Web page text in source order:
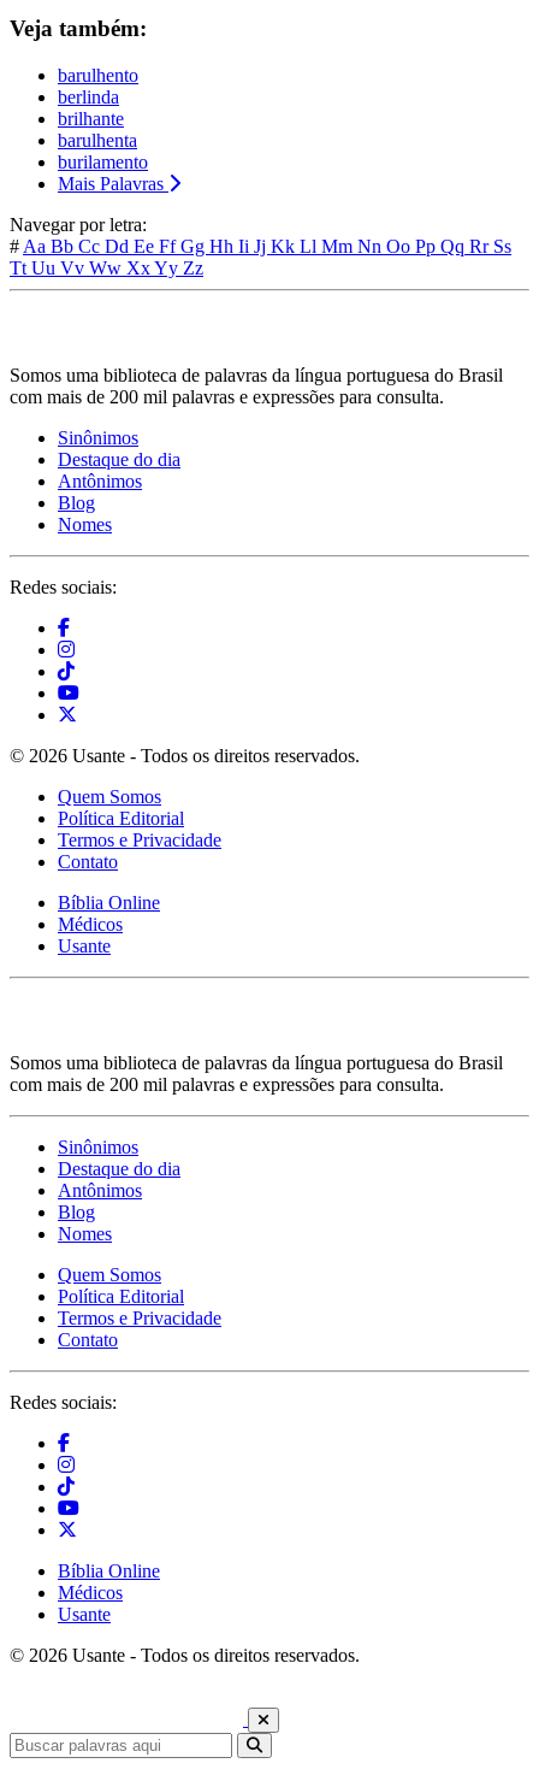
Veja também:
barulhento
berlinda
brilhante
barulhenta
burilamento
Mais Palavras
Navegar por letra:
# Aa Bb Cc Dd Ee FfGg Hh Ii Jj Kk Ll Mm Nn Oo Pp Qq Rr Ss
Tt Uu Vv Ww XxYy Zz
Somos uma biblioteca de palavras da língua portuguesa do Brasil
com mais de 200 mil palavras e expressões para consulta.
Sinônimos
Destaque do dia
Antônimos
Blog
Nomes
Redes sociais:
© 2026 Usante - Todos os direitos reservados.
Quem Somos
Política Editorial
Termos e Privacidade
Contato
Bíblia Online
Médicos
Usante
Somos uma biblioteca de palavras da língua portuguesa do Brasil
com mais de 200 mil palavras e expressões para consulta.
Sinônimos
Destaque do dia
Antônimos
Blog
Nomes
Quem Somos
Política Editorial
Termos e Privacidade
Contato
Redes sociais:
Bíblia Online
Médicos
Usante
© 2026 Usante - Todos os direitos reservados.